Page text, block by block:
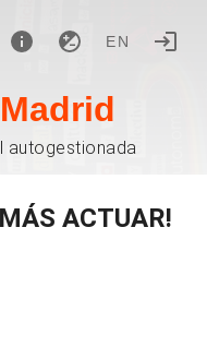
EN
autogestionada
ACTUAR!